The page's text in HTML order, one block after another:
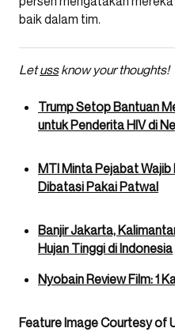
baik dalam tim.
Letussknow your thoughts!
Trump Setop Bantuan
untuk Penderita HIV di
MTI Minta Pejabat
Dibatasi Pakai Patwal
Banjir Jakarta,
Hujan Tinggi di Indonesia
Nyobain Review Film: 1
Feature Image Courtesy of